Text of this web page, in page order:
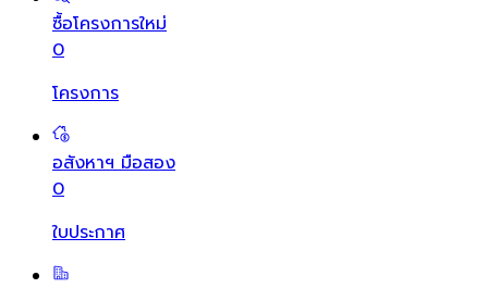
ซื้อโครงการใหม่
0
โครงการ
อสังหาฯ มือสอง
0
ใบประกาศ